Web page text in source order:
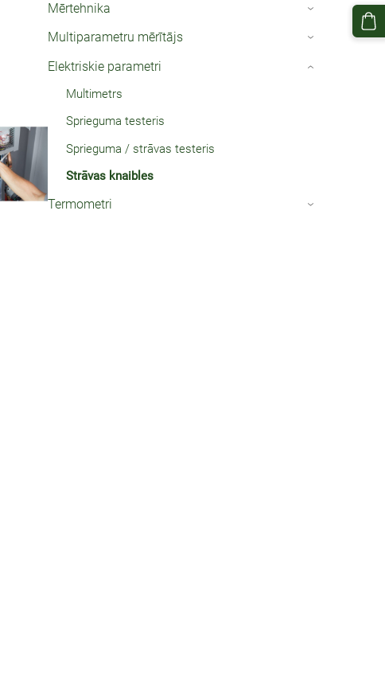
Mērtehnika
›
Multiparametru mērītājs ›
Elektriskie parametri
Multimetrs
Sprieguma testeris
Sprieguma / strāvas testeris
Strāvas knaibles
›
Termometri ›